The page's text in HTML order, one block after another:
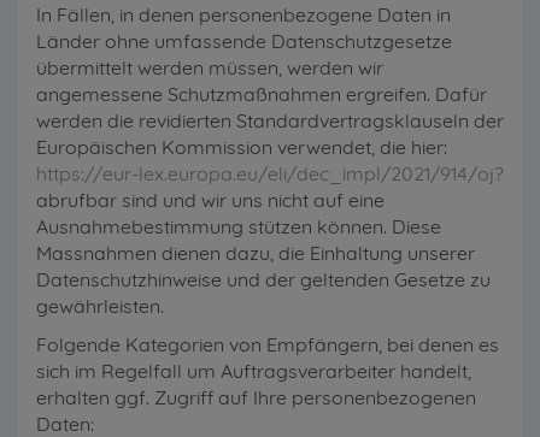
In Fällen, in denen personenbezogene Daten in
Länder ohne umfassende Datenschutzgesetze
übermittelt werden müssen, werden wir
angemessene Schutzmaßnahmen ergreifen. Dafür
werden die revidierten Standardvertragsklauseln der
Europäischen Kommission verwendet, die hier:
https://eur-lex.europa.eu/eli/dec_impl/2021/914/oj?
abrufbar sind und wir uns nicht auf eine
Ausnahmebestimmung stützen können. Diese
Massnahmen dienen dazu, die Einhaltung unserer
Datenschutzhinweise und der geltenden Gesetze zu
gewährleisten.
Folgende Kategorien von Empfängern, bei denen es
sich im Regelfall um Auftragsverarbeiter handelt,
erhalten ggf. Zugriff auf Ihre personenbezogenen
Daten: